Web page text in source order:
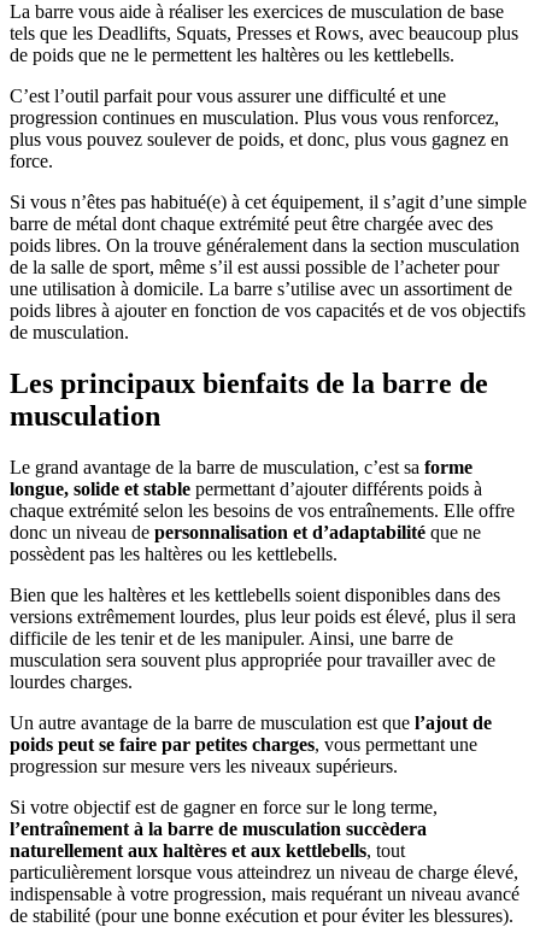
La barre vous aide à réaliser les exercices de musculation de base
tels que les Deadlifts, Squats, Presses et Rows, avec beaucoup plus
de poids que ne le permettent les haltères ou les kettlebells.
C’est l’outil parfait pour vous assurer une difficulté et une
progression continues en musculation. Plus vous vous renforcez,
plus vous pouvez soulever de poids, et donc, plus vous gagnez en
force.
Si vous n’êtes pas habitué(e) à cet équipement, il s’agit d’une simple
barre de métal dont chaque extrémité peut être chargée avec des
poids libres. On la trouve généralement dans la section musculation
de la salle de sport, même s’il est aussi possible de l’acheter pour
une utilisation à domicile. La barre s’utilise avec un assortiment de
poids libres à ajouter en fonction de vos capacités et de vos objectifs
de musculation.
Les principaux bienfaits de la barre de
musculation
Le grand avantage de la barre de musculation, c’est sa forme
longue, solide et stable permettant d’ajouter différents poids à
chaque extrémité selon les besoins de vos entraînements. Elle offre
donc un niveau de personnalisation et d’adaptabilité que ne
possèdent pas les haltères ou les kettlebells.
Bien que les haltères et les kettlebells soient disponibles dans des
versions extrêmement lourdes, plus leur poids est élevé, plus il sera
difficile de les tenir et de les manipuler. Ainsi, une barre de
musculation sera souvent plus appropriée pour travailler avec de
lourdes charges.
Un autre avantage de la barre de musculation est que l’ajout de
poids peut se faire par petites charges, vous permettant une
progression sur mesure vers les niveaux supérieurs.
Si votre objectif est de gagner en force sur le long terme,
l’entraînement à la barre de musculation succèdera
naturellement aux haltères et aux kettlebells, tout
particulièrement lorsque vous atteindrez un niveau de charge élevé,
indispensable à votre progression, mais requérant un niveau avancé
de stabilité (pour une bonne exécution et pour éviter les blessures).